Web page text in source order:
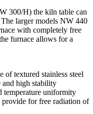
300/H) the kiln table can
larger models NW 440
with completely free
furnace allows for a
of textured stainless steel
and high stability
temperature uniformity
provide for free radiation of